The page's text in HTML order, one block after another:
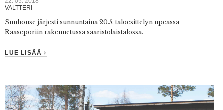
VALTTERI
Sunhouse järjesti sunnuntaina 20.5. taloesittelyn upeassa
Raaseporiin rakennetussa saaristolaistalossa.
LUE LISÄÄ